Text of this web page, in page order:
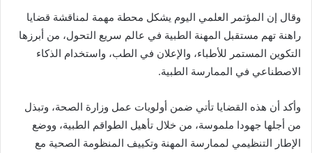
وقال إن المؤتمر العلمي اليوم يشكل محطة مهمة لمناقشة قضايا
راهنة تهم مستقبل المهنة الطبية في عالم سريع التحول، من أبرزها
التكوين المستمر للأطباء، والإعلان في الطب، واستخدام الذكاء
الاصطناعي في الممارسة الطبية.
وأكد أن هذه القضايا تأتي ضمن أولويات عمل وزارة الصحة، وتبذل
من أجلها جهودا ملموسة، من خلال تأهيل الطواقم الطبية، ووضع
الإطار التنظيمي لممارسة المهنة وتكييف المنظومة الصحية مع